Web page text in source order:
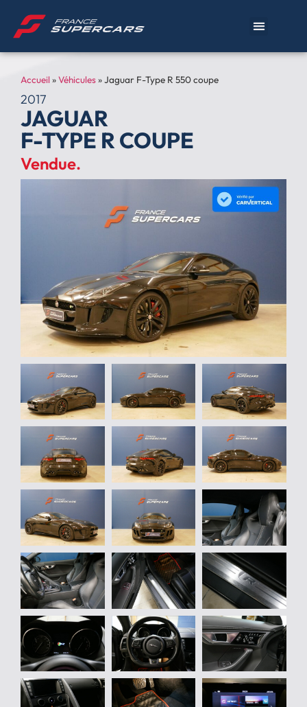
Accueil »Véhicules»Jaguar F-Type R 550 coupe
2017
JAGUAR
F-TYPE R COUPE
Vendue.